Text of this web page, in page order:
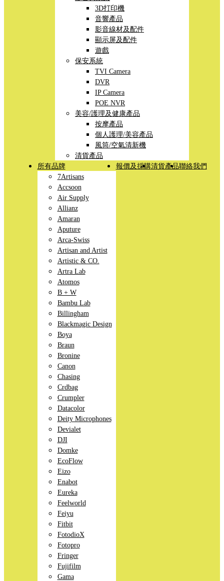
3D打印機
音響產品
影音線材及配件
顯示屏及配件
遊戲
保安系統
TVI Camera
DVR
IP Camera
POE NVR
美容/護理及健康產品
按摩產品
個人護理/美容產品
風筒/空氣清新機
清貨產品
所有品牌
7Artisans
Accsoon
Air Supply
Allianz
Amaran
Aputure
Arca-Swiss
Artisan and Artist
Artistic & CO.
Artra Lab
Atomos
B + W
Bambu Lab
Billingham
Blackmagic Design
Boya
Braun
Bronine
Canon
Chasing
Crdbag
Crumpler
Datacolor
Deity Microphones
Devialet
DJI
Domke
EcoFlow
Eizo
Enabot
Eureka
Feelworld
Feiyu
Fitbit
FotodioX
Fotopro
Fringer
Fujifilm
Gama
報價及採購清貨產品聯絡我們